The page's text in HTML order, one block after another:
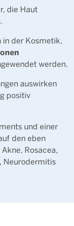
die Haut
in der Kosmetik,
werden.
auswirken
positiv
und einer
den eben
Rosacea,
Neurodermitis